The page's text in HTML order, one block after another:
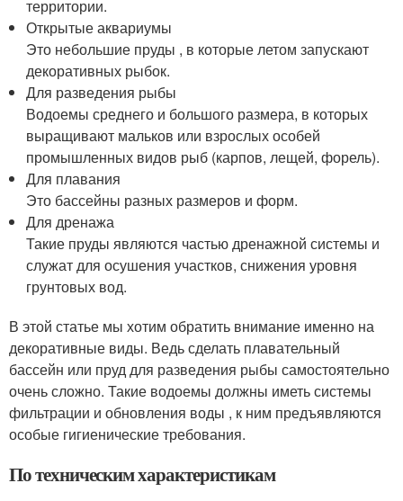
территории.
Открытые аквариумы
Это небольшие пруды , в которые летом запускают
декоративных рыбок.
Для разведения рыбы
Водоемы среднего и большого размера, в которых
выращивают мальков или взрослых особей
промышленных видов рыб (карпов, лещей, форель).
Для плавания
Это бассейны разных размеров и форм.
Для дренажа
Такие пруды являются частью дренажной системы и
служат для осушения участков, снижения уровня
грунтовых вод.
В этой статье мы хотим обратить внимание именно на
декоративные виды. Ведь сделать плавательный
бассейн или пруд для разведения рыбы самостоятельно
очень сложно. Такие водоемы должны иметь системы
фильтрации и обновления воды , к ним предъявляются
особые гигиенические требования.
По техническим характеристикам